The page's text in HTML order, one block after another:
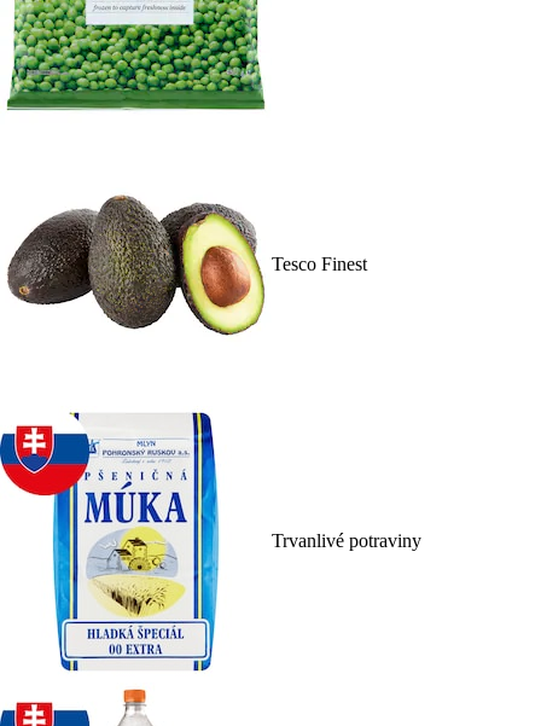
Tesco Finest
Trvanlivé potraviny